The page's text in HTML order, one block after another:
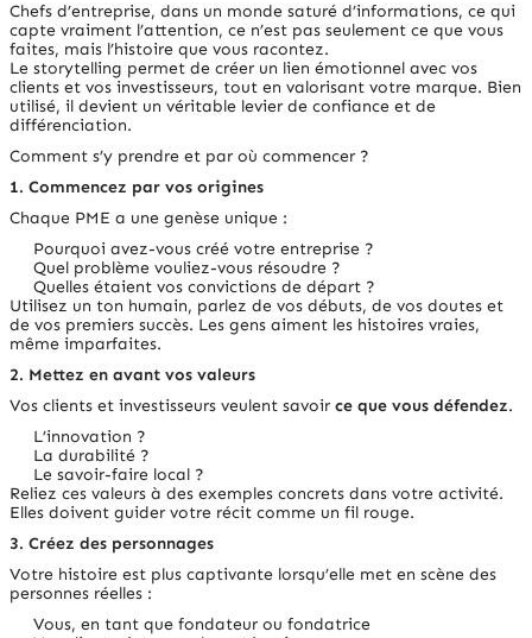
Chefs d’entreprise, dans un monde saturé d’informations, ce qui
capte vraiment l’attention, ce n’est pas seulement ce que vous
faites, mais l’histoire que vous racontez.
Le storytelling permet de créer un lien émotionnel avec vos
clients et vos investisseurs, tout en valorisant votre marque. Bien
utilisé, il devient un véritable levier de confiance et de
différenciation.
Comment s’y prendre et par où commencer ?
1. Commencez par vos origines
Chaque PME a une genèse unique :
Pourquoi avez-vous créé votre entreprise ?
Quel problème vouliez-vous résoudre ?
Quelles étaient vos convictions de départ ?
Utilisez un ton humain, parlez de vos débuts, de vos doutes et
de vos premiers succès. Les gens aiment les histoires vraies,
même imparfaites.
2. Mettez en avant vos valeurs
Vos clients et investisseurs veulent savoir ce que vous défendez.
L’innovation ?
La durabilité ?
Le savoir-faire local ?
Reliez ces valeurs à des exemples concrets dans votre activité.
Elles doivent guider votre récit comme un fil rouge.
3. Créez des personnages
Votre histoire est plus captivante lorsqu’elle met en scène des
personnes réelles :
Vous, en tant que fondateur ou fondatrice